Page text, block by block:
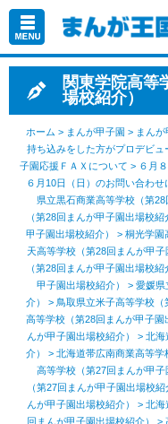
関東学院高等
場校紹介）
ホーム > まんが甲子園 > まん
持ち込みをした方がプロデビュ
子園応援ＦＡＸについて > ６月
６月10日（日）のお問い合わせ
県立黒石商業高等学校（第28
（第28回まんが甲子園出場校紹
甲子園出場校紹介）
> 桐光学園
天高等学校（第28回まんが甲子
（第28回まんが甲子園出場校紹
甲子園出場校紹介）
> 愛媛県
介）
> 鳥取県立米子高等学校（
高等学校（第28回まんが甲子園
んが甲子園出場校紹介）
> 北海
介）
> 北海道帯広南商業高等学
高等学校（第27回まんが甲子
（第27回まんが甲子園出場校紹
んが甲子園出場校紹介）
> 北海
回まんが甲子園出場校紹介）
>